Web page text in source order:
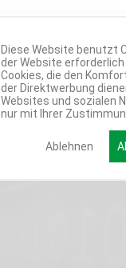
Diese Website benutzt
der Website
Cookies, die den
der Direktwerbung
Websites und sozialen
nur mit Ihrer
Ablehnen